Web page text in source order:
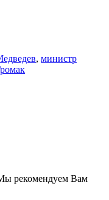
, министр
рекомендуем Вам